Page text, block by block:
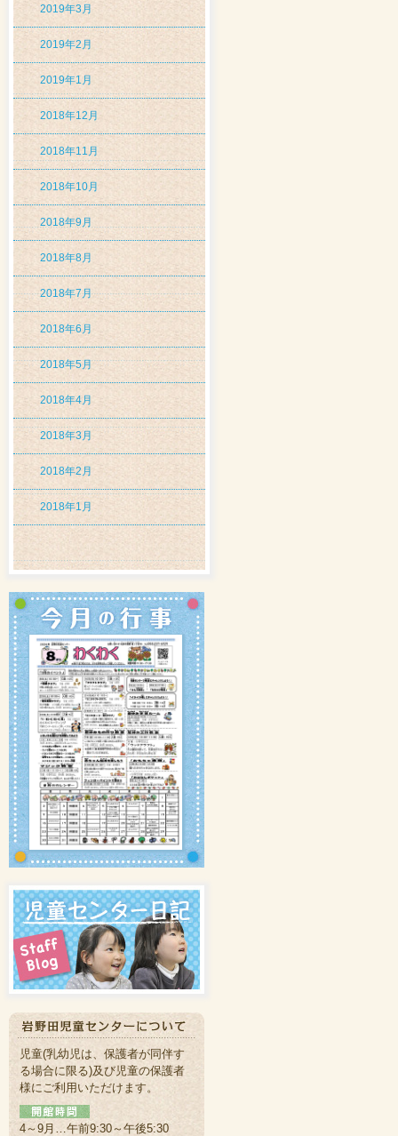
2019年3月
2019年2月
2019年1月
2018年12月
2018年11月
2018年10月
2018年9月
2018年8月
2018年7月
2018年6月
2018年5月
2018年4月
2018年3月
2018年2月
2018年1月
児童(乳幼児は、保護者が同伴す
る場合に限る)及び児童の保護者
様にご利用いただけます。
4～9月…午前9:30～午後5:30